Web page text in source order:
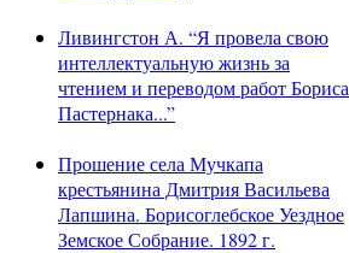
Ливингстон А. “Я провела свою
интеллектуальную жизнь за
чтением и переводом работ Бориса
Пастернака...”
Прошение села Мучкапа
крестьянина Дмитрия Васильева
Лапшина. Борисоглебское Уездное
Земское Собрание. 1892 г.